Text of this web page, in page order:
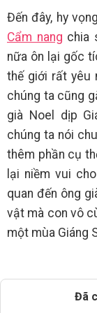
Đến đây, hy
Cẩm nang chia
nữa ôn lại gốc
thế giới rất yêu
chúng ta cũng
già Noel dịp
chúng ta nói
thêm phần cụ
lại niềm vui
quan đến ông
vật mà con vô
một mùa Giáng
Đã